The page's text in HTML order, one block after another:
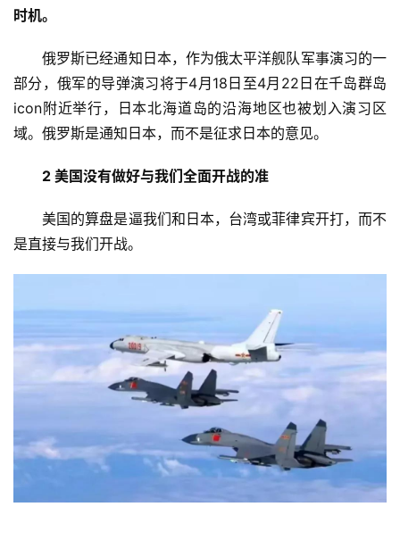
时机。
俄罗斯已经通知日本，作为俄太平洋舰队军事演习的一
部分，俄军的导弹演习将于4月18日至4月22日在千岛群岛
icon附近举行，日本北海道岛的沿海地区也被划入演习区
域。俄罗斯是通知日本，而不是征求日本的意见。
2 美国没有做好与我们全面开战的准
美国的算盘是逼我们和日本，台湾或菲律宾开打，而不
是直接与我们开战。